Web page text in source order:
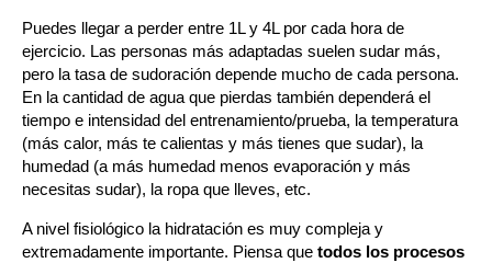
Puedes llegar a perder entre 1L y 4L por cada hora de
ejercicio. Las personas más adaptadas suelen sudar más,
pero la tasa de sudoración depende mucho de cada persona.
En la cantidad de agua que pierdas también dependerá el
tiempo e intensidad del entrenamiento/prueba, la temperatura
(más calor, más te calientas y más tienes que sudar), la
humedad (a más humedad menos evaporación y más
necesitas sudar), la ropa que lleves, etc.
A nivel fisiológico la hidratación es muy compleja y
extremadamente importante. Piensa que todos los procesos